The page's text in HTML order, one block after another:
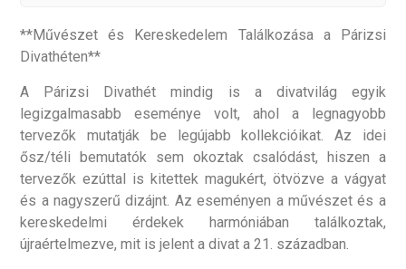
**Művészet és Kereskedelem Találkozása a Párizsi
Divathéten**
A Párizsi Divathét mindig is a divatvilág egyik
legizgalmasabb eseménye volt, ahol a legnagyobb
tervezők mutatják be legújabb kollekcióikat. Az idei
ősz/téli bemutatók sem okoztak csalódást, hiszen a
tervezők ezúttal is kitettek magukért, ötvözve a vágyat
és a nagyszerű dizájnt. Az eseményen a művészet és a
kereskedelmi érdekek harmóniában találkoztak,
újraértelmezve, mit is jelent a divat a 21. században.